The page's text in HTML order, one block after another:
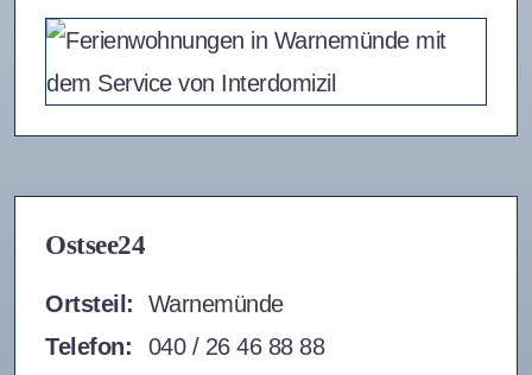
Ostsee24
Ortsteil:
Warnemünde
Telefon:
040 / 26 46 88 88